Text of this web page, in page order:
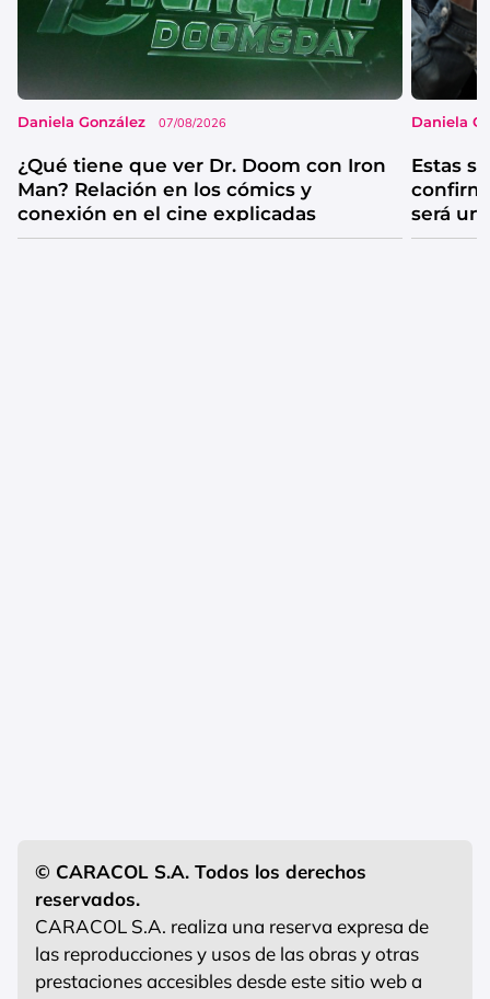
Daniela González 07/08/2026
¿Qué tiene que ver Dr. Doom con Iron
Man? Relación en los cómics y
conexión en el cine explicadas
Daniela
Estas
será
© CARACOL S.A. Todos los derechos
reservados.
CARACOL S.A. realiza una reserva expresa de
las reproducciones y usos de las obras y otras
prestaciones accesibles desde este sitio web a